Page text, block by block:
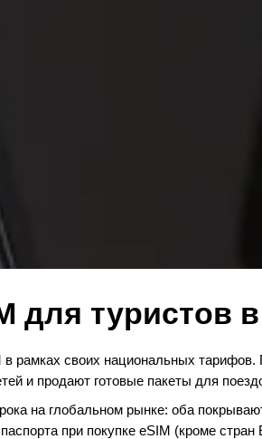
для туристов
рамках своих национальных
и продают готовые пакеты для
на глобальном рынке: оба
при покупке eSIM (кроме